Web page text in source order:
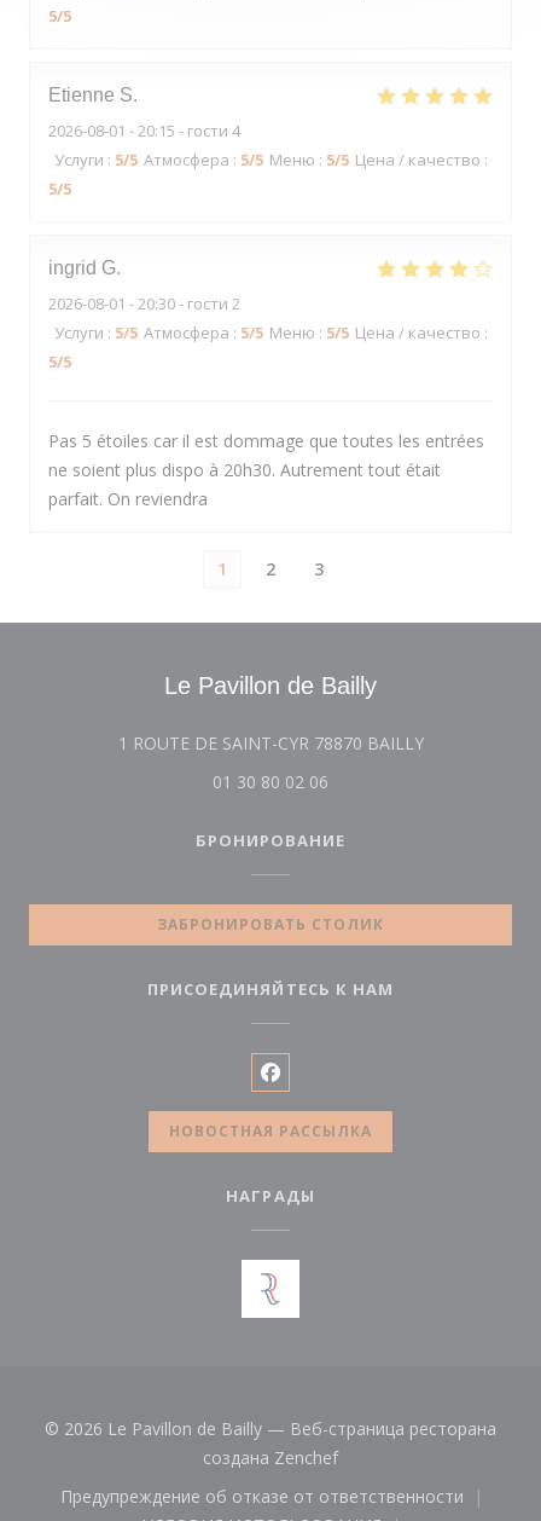
5/5
Etienne S
2026-08-01 - 20:15 - гости 4
Услуги : 5/5 Атмосфера : 5/5 Меню : 5/5 Цена / качество :
5/5
ingrid G
2026-08-01 - 20:30 - гости 2
Услуги : 5/5 Атмосфера : 5/5 Меню : 5/5 Цена / качество :
5/5
Pas 5 étoiles car il est dommage que toutes les entrées
ne soient plus dispo à 20h30. Autrement tout était
parfait. On reviendra
1 2 3
Le Pavillon de Bailly
1 ROUTE DE SAINT-CYR 78870 BAILLY
01 30 80 02 06
БРОНИРОВАНИЕ
ЗАБРОНИРОВАТЬ СТОЛИК
ПРИСОЕДИНЯЙТЕСЬ К НАМ
Facebook ((открывается в
НОВОСТНАЯ РАССЫЛКА
НАГРАДЫ
© 2026 Le Pavillon de Bailly — Веб-страница ресторана
создана Zenchef((открывается в новом
Предупреждение об отказе от ответственности
((открывается в новом окне))